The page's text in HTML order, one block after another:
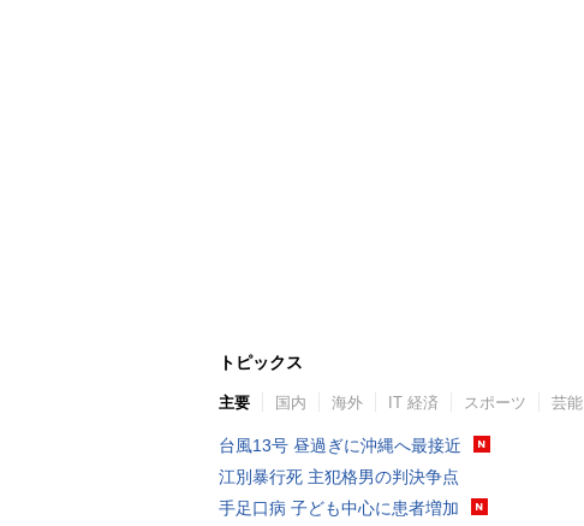
トピックス
主要 国内 海外 IT 経済 スポーツ 芸能
台風13号 昼過ぎに沖縄へ最接近
江別暴行死 主犯格男の判決争点
手足口病 子ども中心に患者増加